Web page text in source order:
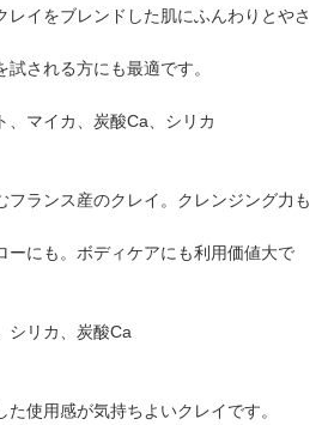
レイをブレンドした肌にふんわりとやさ
される方にも最適です。
、マイカ、炭酸Ca、シリカ
フランス産のクレイ。クレンジング力も
ーにも。ボディケアにも利用価値大で
シリカ、炭酸Ca
使用感が気持ちよいクレイです。